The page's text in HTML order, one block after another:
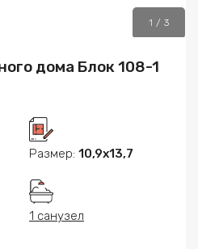
1 / 3
дома Блок 108-1
Размер: 10,9х13,7
1 санузел